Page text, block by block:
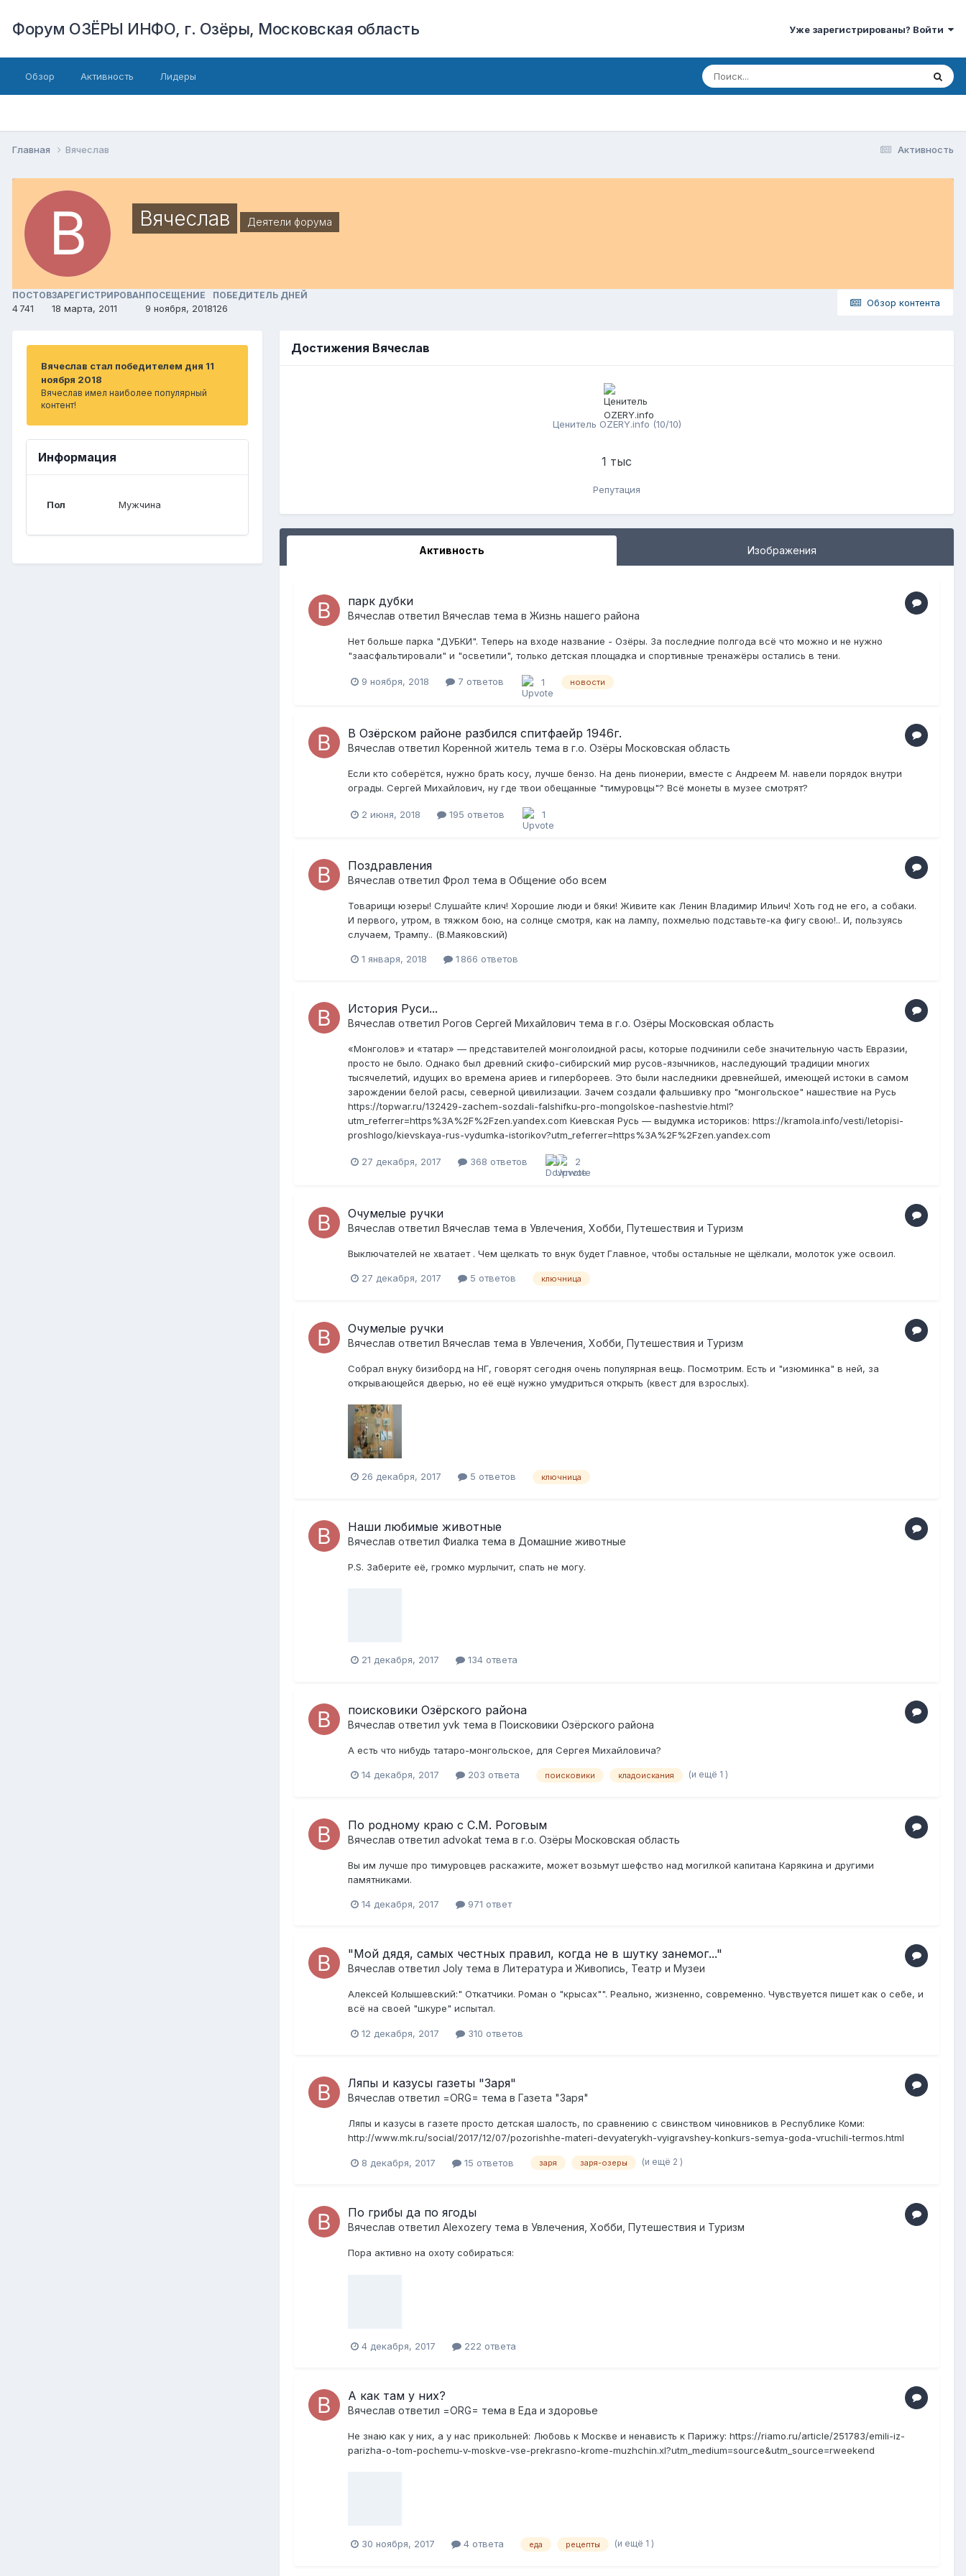
Форум ОЗЁРЫ ИНФО, г. Озёры, Московская область Уже зарегистрированы? Войти
Обзор Активность Лидеры
Активность
Главная Вячеслав
Вячеслав Деятели форума
Обзор контента
ПОСТОВ
4 741
ЗАРЕГИСТРИРОВАН
18 марта, 2011
ПОСЕЩЕНИЕ
9 ноября, 2018
ПОБЕДИТЕЛЬ ДНЕЙ
126
Вячеслав стал победителем дня 11
ноября 2018
Вячеслав имел наиболее популярный
контент!
Информация
Пол Мужчина
Достижения Вячеслав
Ценитель OZERY.info (10/10)
1 тыс
Репутация
Активность Изображения
парк дубки
Вячеслав ответил Вячеслав тема в Жизнь нашего района
Нет больше парка "ДУБКИ". Теперь на входе название - Озёры. За последние полгода всё что можно и не нужно
"заасфальтировали" и "осветили", только детская площадка и спортивные тренажёры остались в тени.
9 ноября, 2018 7 ответов 1 новости
В Озёрском районе разбился спитфаейр 1946г.
Вячеслав ответил Коренной житель тема в г.о. Озёры Московская область
Если кто соберётся, нужно брать косу, лучше бензо. На день пионерии, вместе с Андреем М. навели порядок внутри
ограды. Сергей Михайлович, ну где твои обещанные "тимуровцы"? Всё монеты в музее смотрят?
2 июня, 2018 195 ответов 1
Поздравления
Вячеслав ответил Фрол тема в Общение обо всем
Товарищи юзеры! Слушайте клич! Хорошие люди и бяки! Живите как Ленин Владимир Ильич! Хоть год не его, а собаки.
И первого, утром, в тяжком бою, на солнце смотря, как на лампу, похмелью подставьте-ка фигу свою!.. И, пользуясь
случаем, Трампу.. (В.Маяковский)
1 января, 2018 1 866 ответов
История Руси...
Вячеслав ответил Рогов Сергей Михайлович тема в г.о. Озёры Московская область
«Монголов» и «татар» — представителей монголоидной расы, которые подчинили себе значительную часть Евразии,
просто не было. Однако был древний скифо-сибирский мир русов-язычников, наследующий традиции многих
тысячелетий, идущих во времена ариев и гипербореев. Это были наследники древнейшей, имеющей истоки в самом
зарождении белой расы, северной цивилизации. Зачем создали фальшивку про "монгольское" нашествие на Русь
https://topwar.ru/132429-zachem-sozdali-falshifku-pro-mongolskoe-nashestvie.html?
utm_referrer=https%3A%2F%2Fzen.yandex.com Киевская Русь — выдумка историков: https://kramola.info/vesti/letopisi-
proshlogo/kievskaya-rus-vydumka-istorikov?utm_referrer=https%3A%2F%2Fzen.yandex.com
27 декабря, 2017 368 ответов 2
Очумелые ручки
Вячеслав ответил Вячеслав тема в Увлечения, Хобби, Путешествия и Туризм
Выключателей не хватает . Чем щелкать то внук будет Главное, чтобы остальные не щёлкали, молоток уже освоил.
27 декабря, 2017 5 ответов ключница
Очумелые ручки
Вячеслав ответил Вячеслав тема в Увлечения, Хобби, Путешествия и Туризм
Собрал внуку бизиборд на НГ, говорят сегодня очень популярная вещь. Посмотрим. Есть и "изюминка" в ней, за
открывающейся дверью, но её ещё нужно умудриться открыть (квест для взрослых).
26 декабря, 2017 5 ответов ключница
Наши любимые животные
Вячеслав ответил Фиалка тема в Домашние животные
P.S. Заберите её, громко мурлычит, спать не могу.
21 декабря, 2017 134 ответа
поисковики Озёрского района
Вячеслав ответил yvk тема в Поисковики Озёрского района
А есть что нибудь татаро-монгольское, для Сергея Михайловича?
14 декабря, 2017 203 ответа поисковики кладоискания (и ещё 1 )
По родному краю с С.М. Роговым
Вячеслав ответил advokat тема в г.о. Озёры Московская область
Вы им лучше про тимуровцев раскажите, может возьмут шефство над могилкой капитана Карякина и другими
памятниками.
14 декабря, 2017 971 ответ
"Мой дядя, самых честных правил, когда не в шутку занемог..."
Вячеслав ответил Joly тема в Литература и Живопись, Театр и Музеи
Алексей Колышевский:" Откатчики. Роман о "крысах"". Реально, жизненно, современно. Чувствуется пишет как о себе, и
всё на своей "шкуре" испытал.
12 декабря, 2017 310 ответов
Ляпы и казусы газеты "Заря"
Вячеслав ответил =ORG= тема в Газета "Заря"
Ляпы и казусы в газете просто детская шалость, по сравнению с свинством чиновников в Республике Коми:
http://www.mk.ru/social/2017/12/07/pozorishhe-materi-devyaterykh-vyigravshey-konkurs-semya-goda-vruchili-termos.html
8 декабря, 2017 15 ответов заря заря-озеры (и ещё 2 )
По грибы да по ягоды
Вячеслав ответил Alexozery тема в Увлечения, Хобби, Путешествия и Туризм
Пора активно на охоту собираться:
4 декабря, 2017 222 ответа
А как там у них?
Вячеслав ответил =ORG= тема в Еда и здоровье
Не знаю как у них, а у нас прикольней: Любовь к Москве и ненависть к Парижу: https://riamo.ru/article/251783/emili-iz-
parizha-o-tom-pochemu-v-moskve-vse-prekrasno-krome-muzhchin.xl?utm_medium=source&utm_source=rweekend
30 ноября, 2017 4 ответа еда рецепты (и ещё 1 )